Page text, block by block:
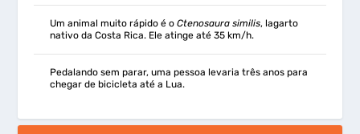
Um animal muito rápido é oCtenosaura similis, lagarto
nativo da Costa Rica. Ele atinge até 35 km/h.
Pedalando sem parar, uma pessoa levaria três anos para
chegar de bicicleta até a Lua.